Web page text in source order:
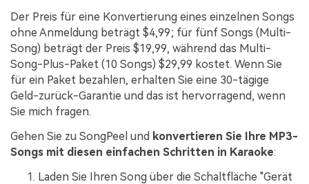
Der Preis für eine Konvertierung eines einzelnen Songs
ohne Anmeldung beträgt $4,99; für fünf Songs (Multi-
Song) beträgt der Preis $19,99, während das Multi-
Song-Plus-Paket (10 Songs) $29,99 kostet. Wenn Sie
für ein Paket bezahlen, erhalten Sie eine 30-tägige
Geld-zurück-Garantie und das ist hervorragend, wenn
Sie mich fragen.
Gehen Sie zu SongPeel und konvertieren Sie Ihre MP3-
Songs mit diesen einfachen Schritten in Karaoke:
Laden Sie Ihren Song über die Schaltfläche "Gerät